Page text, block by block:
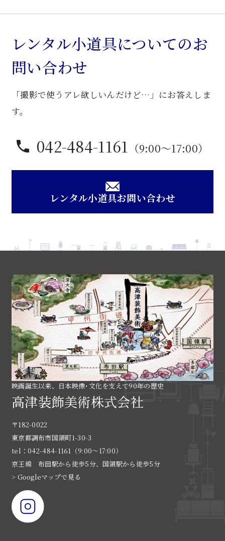
ロ
ッ
カ
ダ
個
レンタル小道具についてのお
問い合わせ
「撮影で使うアレ欲しいんだけど…」にお答えしま
す。
042-484-1161 （9:00〜17:00）
レンタル小道具お問い合わせ
映画誕生以来、日本映像･文化を支えて90年の歴史
高津装飾美術株式会社
〒182-0022
東京都調布市国領町1-30-3
tel：042-484-1161（9:00〜17:00）
京王線 布田駅から徒歩5分、国領駅から徒歩5分
> Googleマップで見る